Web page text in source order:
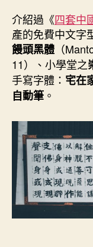
者
介紹過《四套中
產的免費中文字
饅頭黑體 （
11）、小學堂之
手寫字體： 宅在
自動筆 。